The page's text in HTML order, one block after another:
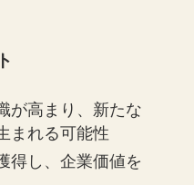
が高まり、新たな
まれる可能性
得し、企業価値を